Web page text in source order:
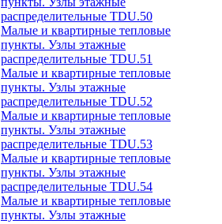
распределительные TDU.50
Малые и квартирные тепловые
пункты. Узлы этажные
распределительные TDU.51
Малые и квартирные тепловые
пункты. Узлы этажные
распределительные TDU.52
Малые и квартирные тепловые
пункты. Узлы этажные
распределительные TDU.53
Малые и квартирные тепловые
пункты. Узлы этажные
распределительные TDU.54
Малые и квартирные тепловые
пункты. Узлы этажные